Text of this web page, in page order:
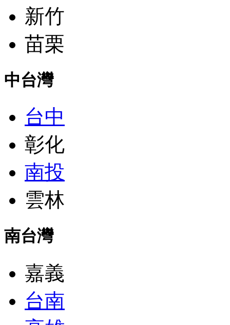
新竹
苗栗
中台灣
台中
彰化
南投
雲林
南台灣
嘉義
台南